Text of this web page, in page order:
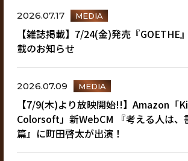
2026.07.17 MEDIA
【雑誌掲載】7/24(金)発売『GOETHE
載のお知らせ
2026.07.09 MEDIA
【7/9(木)より放映開始!!】Amazon「
Colorsoft」新WebCM 『考える人は、
篇』に町田啓太が出演！